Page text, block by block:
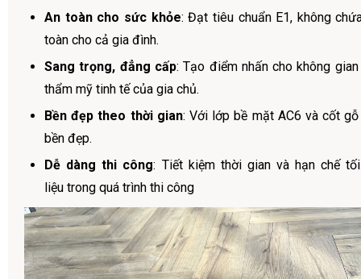
An toàn cho sức khỏe: Đạt tiêu chuẩn E1, không
toàn cho cả gia đình.
Sang trọng, đẳng cấp: Tạo điểm nhấn cho không
thẩm mỹ tinh tế của gia chủ.
Bền đẹp theo thời gian: Với lớp bề mặt AC6 và cốt gỗ
bền đẹp.
Dễ dàng thi công: Tiết kiệm thời gian và hạn chế
liệu trong quá trình thi công